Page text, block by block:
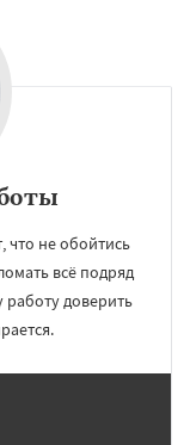
что не обойтись
всё подряд
работу доверить